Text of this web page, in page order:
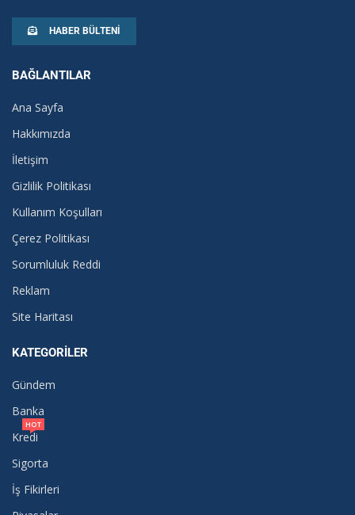
HABER BÜLTENI
BAĞLANTILAR
Ana Sayfa
Hakkımızda
İletişim
Gizlilik Politikası
Kullanım Koşulları
Çerez Politikası
Sorumluluk Reddi
Reklam
Site Haritası
KATEGORILER
Gündem
Banka
Kredi
HOT
Sigorta
İş Fikirleri